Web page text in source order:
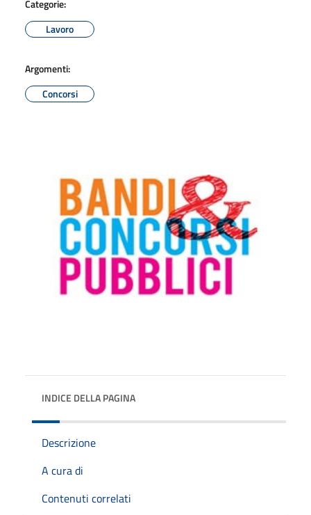
Categorie:
Lavoro
Argomenti:
Concorsi
INDICE DELLA PAGINA
Descrizione
A cura di
Contenuti correlati